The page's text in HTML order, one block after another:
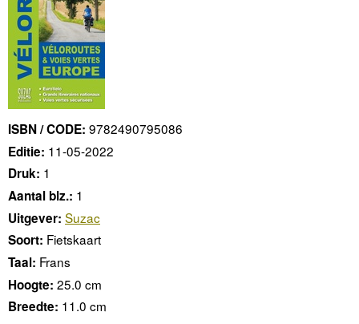
ISBN / CODE: 9782490795086
Editie: 11-05-2022
Druk: 1
Aantal blz.: 1
Uitgever: Suzac
Soort: Fietskaart
Taal: Frans
Hoogte: 25.0 cm
Breedte: 11.0 cm